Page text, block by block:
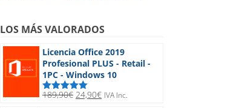
LOS MÁS VALORADOS
Licencia Office 2019
Profesional PLUS - Retail -
1PC - Windows 10
Valorado
189,90€ El
24,90€ElIVA Inc.